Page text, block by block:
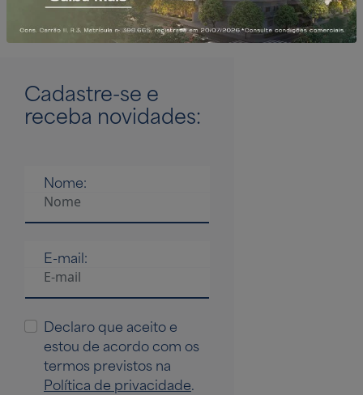
Apartamentos
Cadastre-se e
receba novidades:
Nome:
E-mail:
Declaro que aceito e
estou de acordo com os
termos previstos na
Política de privacidade.